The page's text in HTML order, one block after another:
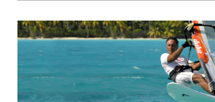
Actualités
Plus